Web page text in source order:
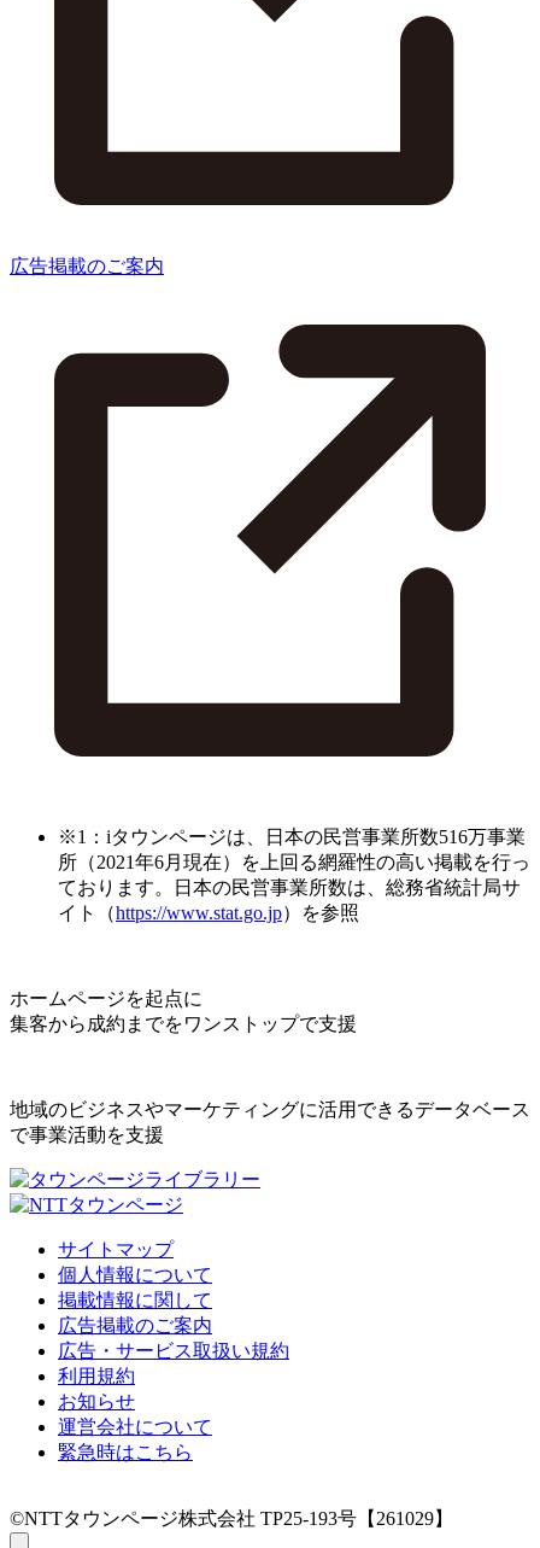
広告掲載のご案内
※1：iタウンページは、日本の民営事業所数516万事業
所（2021年6月現在）を上回る網羅性の高い掲載を行っ
ております。日本の民営事業所数は、総務省統計局サ
イト（https://www.stat.go.jp）を参照
ホームページを起点に
集客から成約までをワンストップで支援
地域のビジネスやマーケティングに活用できるデータベース
で事業活動を支援
サイトマップ
個人情報について
掲載情報に関して
広告掲載のご案内
広告・サービス取扱い規約
利用規約
お知らせ
運営会社について
緊急時はこちら
©NTTタウンページ株式会社 TP25-193号【261029】